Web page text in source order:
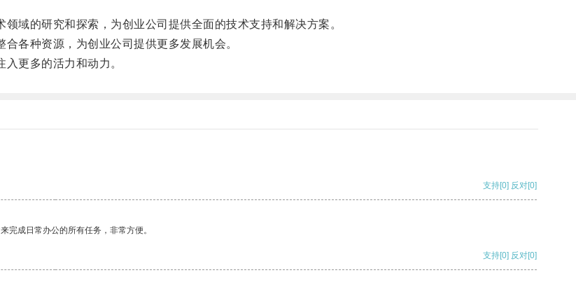
的研究和探索，为创业公司提供全面的技术支持和解决方案。
各种资源，为创业公司提供更多发展机会。
更多的活力和动力。
支持[0] 反对[0]
完成日常办公的所有任务，非常方便。
支持[0] 反对[0]